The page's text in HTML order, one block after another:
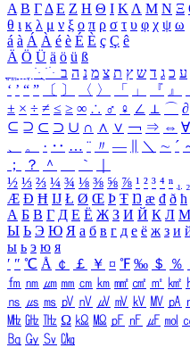
Α Β ΓΔ Ε Ζ Η Θ Ι ΚΛ Μ Ν Ξ
θ ι κ λ μ ν ξ ο π ρ σ τ υ φ χ ψ ω
á à Á À é è É È ç Ç ê
Ä Ö Ü ä ö ü ß
ִֶֹ ֻּ ׁׂ ע כ ג ד ש ץ ת צ מ נ ה ב
‘ ’ “ ” 〔 〕 〈 〉 「 」 『 』
± × ÷ ≠ ≤ ≥ ∞ ∴ ♂ ♀ ∠ ⊥ ⌒ ∂
⊆ ⊇ ⊂ ⊃ ∪ ∩ ∧ ∨ ￢ ⇒ ⇔ ∀
、
。 · ‥ … ¨ 〃 ― ＼ ∼ ´
；
？ ＾ ｀
½ ⅓ ⅔ ¼ ¾ ⅛ ⅜ ⅝ ⅞ ¹ ² ³ ⁴ ⁿ ₁ ₂
Æ Ð Ħ Ĳ Ł Ø Œ Þ Ŧ Ŋ æ đ ð ħ
А Б В Г Д Е Ё Ж З И Й К Л М
Ы Ь Э Ю Я а б в г д е ё ж з и
ы ь э ю я
′ ″ ℃ Å ￠ ￡ ￥ ¤ ℉ ‰ ＄ ％
㎙ ㎚ ㎛ ㎜ ㎝ ㎞ ㎟ ㎠ ㎡ ㎢
㎱ ㎲ ㎳ ㎴ ㎵ ㎶ ㎷ ㎸ ㎹ ㎀
㎒ ㎓ ㎔ Ω ㏀ ㏁ ㎊ ㎋ ㎌ ㏖
㏃ ㏉ ㏜ ㏆